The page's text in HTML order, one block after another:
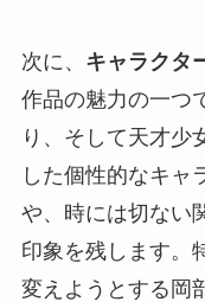
次に、 キャラクタ
作品の魅力の一つ
り、そして天才少
した個性的なキャ
や、時には切ない
印象を残します。
変えようとする岡